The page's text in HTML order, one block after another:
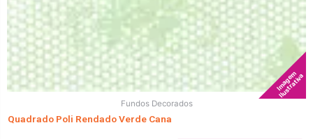
Imagem
Ilustrativa
Fundos Decorados
Quadrado Poli Rendado Verde Cana